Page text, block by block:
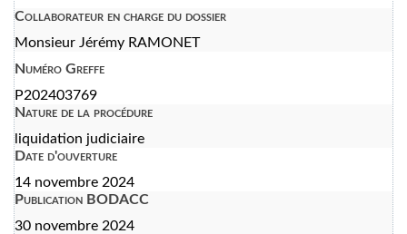
Collaborateur en charge du dossier
Monsieur Jérémy RAMONET
Numéro Greffe
P202403769
Nature de la procédure
liquidation judiciaire
Date d'ouverture
14 novembre 2024
Publication BODACC
30 novembre 2024